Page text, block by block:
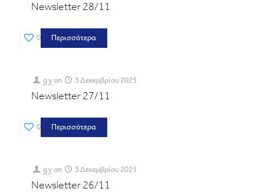
Newsletter 28/11
0 Περισσότερα
g y on 3 Δεκεμβρίου 2025
Newsletter 27/11
0 Περισσότερα
g y on 3 Δεκεμβρίου 2025
Newsletter 26/11